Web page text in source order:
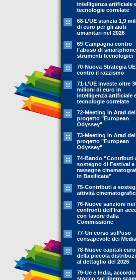
intelligenza artificiale
tecnologie correlate
68-L’UE stanzia 1,9
di euro per gli aiuti
umanitari nel 2026
69-Campagna contro
l'abuso di
strumenti tecnologici
70-Nuova Strategia UE
contro il razzismo
71-L’UE investe oltre
milioni di euro in
intelligenza artificiale
tecnologie correlate
72-Meeting in Arad del
progetto "European
Odyssey"
73-Meeting in Arad del
progetto "European
Odyssey"
74-Bando “Contributi
sostegno di Festival e
rassegne
in Basilicata”
75-Contributi a
attività
76-Nuove sanzioni nei
confronti dell’Iran
con favore dalla
Commissione
77-Un corso sull’uso
consapevole dei Media
78-Nuove capitali
della piccola
al dettaglio del 2026
79-Ue e India, accordo
storico sul libero